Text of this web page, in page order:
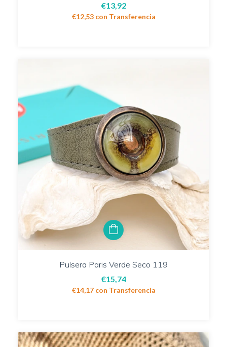
€13,92
€12,53 con Transferencia
Pulsera Paris Verde Seco 119
€15,74
€14,17 con Transferencia